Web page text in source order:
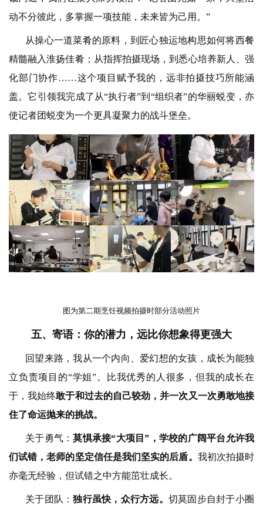
动不分彼此，多掌握一项技能，未来皆为己用。”
从操心一道菜肴的原料，到匠心独运地构思如何将西餐
精髓融入淮扬佳肴；从指挥拍摄现场，到悉心培养新人、强
化部门协作……这个项目赋予我的，远非拍摄技巧所能涵
盖。它引领我完成了从“执行者”到“组织者”的华丽蜕变，亦
使记者团蜕变为一个更具凝聚力的战斗堡垒。
图为第二期烹饪视频拍摄时部分活动照片
五、寄语：你的潜力，远比你想象得更强大
回望来路，我从一个内向、爱幻想的女孩，成长为能独
立负责项目的“学姐”。比我优秀的人很多，但我的成长在
于，我始终敢于和过去的自己较劲，并一次又一次勇敢地接
住了命运抛来的挑战。
关于勇气：莫惧承接“大项目”，学校的广阔平台允许我
们试错，老师的坚定信任是我们坚实的后盾。 我初次拍摄时
亦毫无经验，但试错之中方能茁壮成长。
关于团队：独行虽快，众行方远。 切莫固步自封于小圈